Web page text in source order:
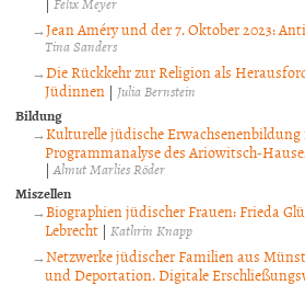
Jean Améry und der 7. Oktober 2023:
Tina Sanders
Die Rückkehr zur Religion als
Jüdinnen | Julia Bernstein
Bildung
Kulturelle jüdische Erwachsenenbildung
Programmanalyse des Ariowitsch-
|Almut Marlies Röder
Miszellen
Biographien jüdischer Frauen: Frieda
Lebrecht | Kathrin Knapp
Netzwerke jüdischer Familien aus
und Deportation. Digitale